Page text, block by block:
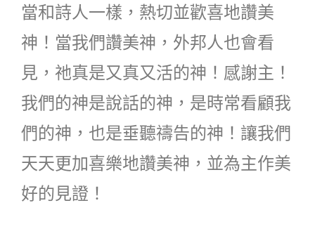
當和詩人一樣，熱切並歡喜地讚美
神！當我們讚美神，外邦人也會看
見，祂真是又真又活的神！感謝主！
我們的神是說話的神，是時常看顧我
們的神，也是垂聽禱告的神！讓我們
天天更加喜樂地讚美神，並為主作美
好的見證！